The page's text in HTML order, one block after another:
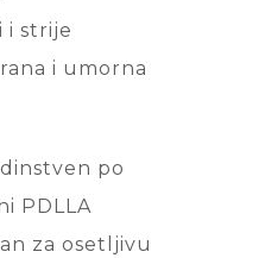
i strije
i umorna
po
PDLLA
za osetljivu